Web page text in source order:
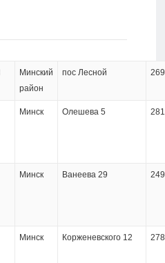
21096
Минский
район
пос Лесной
Минск Олешева 5
Минск Ванеева 29
Минск Корженевского 12